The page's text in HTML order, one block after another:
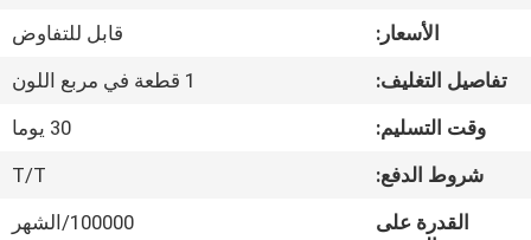
جولة
في
المعمل
رقابة
الأسعار:
قابل للتفاوض
تفاصيل التغليف:
1 قطعة في مربع اللون
وقت التسليم:
30 يوما
شروط الدفع:
T/T
القدرة على
100000/الشهر